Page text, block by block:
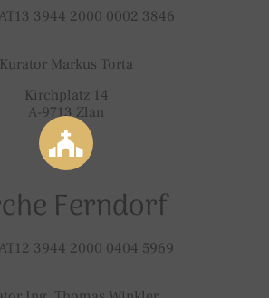
3944 2000 0002 3846
Kurator Markus Torta
Kirchplatz 14
A-9713 Zlan
Ferndorf
3944 2000 0404 5969